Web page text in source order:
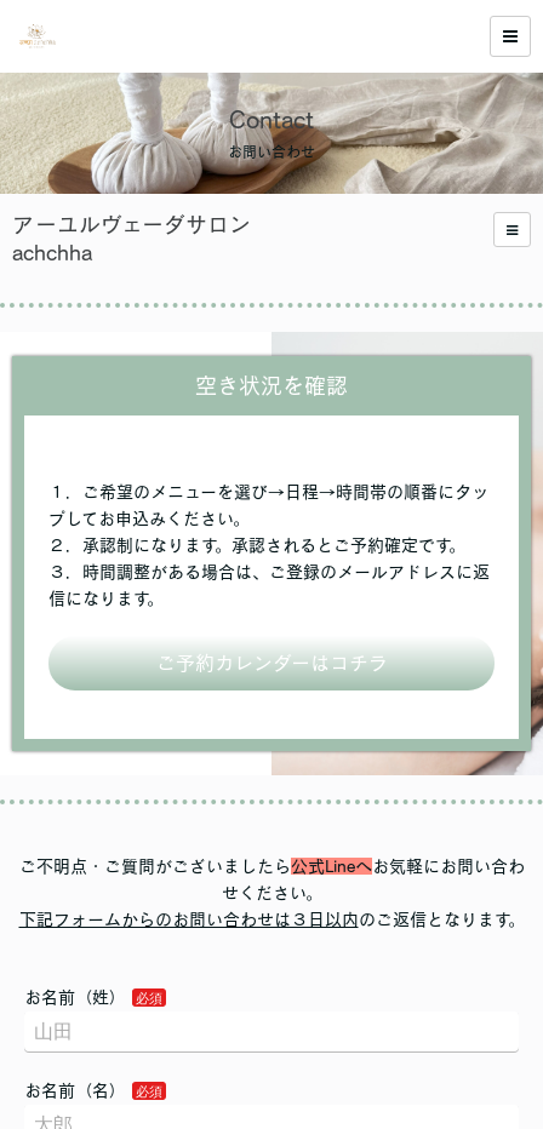
Contact
お問い合わせ
アーユルヴェーダサロン
achchha
空き状況を確認
１．ご希望のメニューを選び→日程→時間帯の順番にタッ
プしてお申込みください。
２．承認制になります。承認されるとご予約確定です。
３．時間調整がある場合は、ご登録のメールアドレスに返
信になります。
ご予約カレンダーはコチラ
ご不明点・ご質問がございましたら 公式Lineへお気軽にお問い合わ
せください。
下記フォームからのお問い合わせは３日以内のご返信となります。
お名前（姓）
お名前（名）